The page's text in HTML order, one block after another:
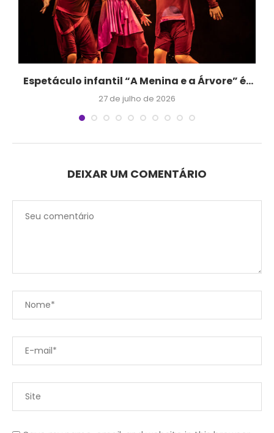
Espetáculo infantil “A Menina e a Árvore” é...
27 de julho de 2026
DEIXAR UM COMENTÁRIO